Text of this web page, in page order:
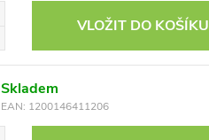
VLOŽIT DO KOŠÍKU
Skladem
EAN: 1200146411206